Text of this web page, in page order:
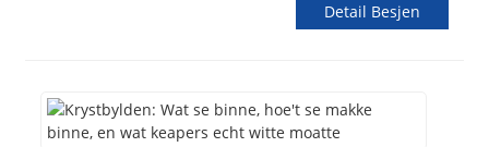
Detail Besjen